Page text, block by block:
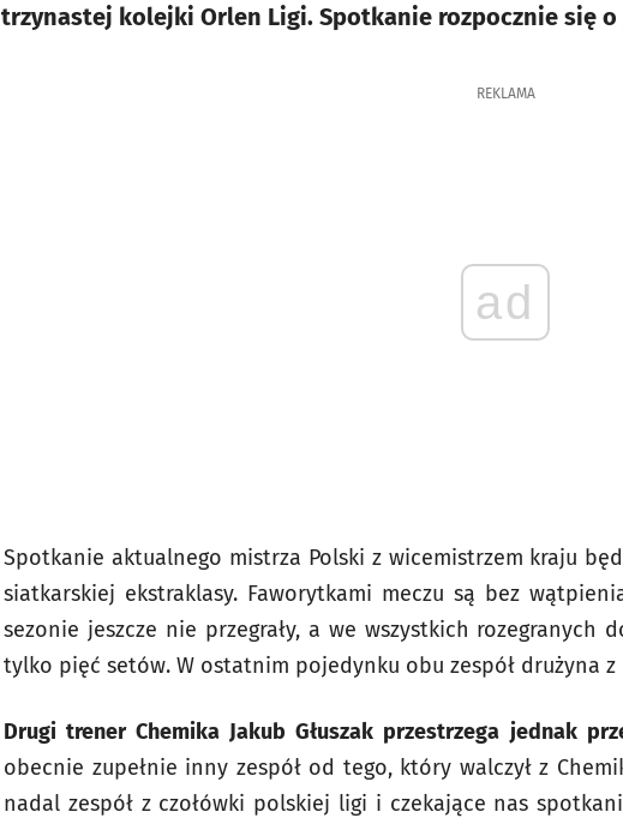
trzynastej kolejki Orlen Ligi. Spotkanie rozpocznie się o
REKLAMA
ad
Spotkanie aktualnego mistrza Polski z wicemistrzem kraju
siatkarskiej ekstraklasy. Faworytkami meczu są bez
sezonie jeszcze nie przegrały, a we wszystkich rozegranych
tylko pięć setów. W ostatnim pojedynku obu zespół drużyna z
Drugi trener Chemika Jakub Głuszak przestrzega jednak
obecnie zupełnie inny zespół od tego, który walczył z
nadal zespół z czołówki polskiej ligi i czekające nas